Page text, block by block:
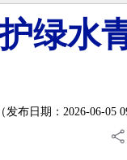
绿
（发布日期：2026-06-